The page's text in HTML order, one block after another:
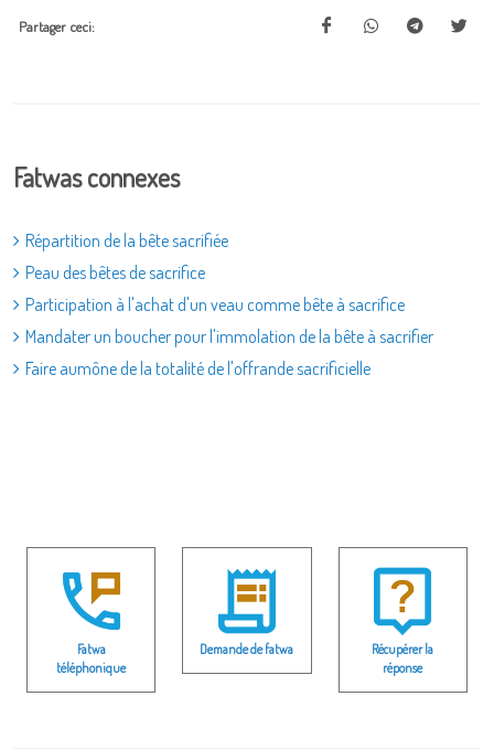
Partager ceci:
Fatwas connexes
Répartition de la bête sacrifiée
Peau des bêtes de sacrifice
Participation à l'achat d'un veau comme bête à sacrifice
Mandater un boucher pour l'immolation de la bête à sacrifier
Faire aumône de la totalité de l'offrande sacrificielle
Fatwa
téléphonique
Demande de fatwa
Récupérer la
réponse